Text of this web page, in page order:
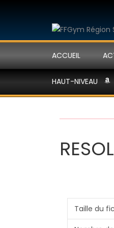
ACCUEIL
HAUT-NIVEAU
Taille du